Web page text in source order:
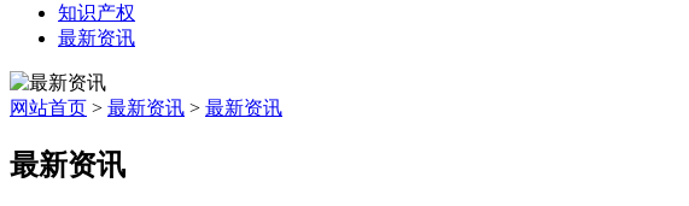
知识产权
最新资讯
网站首页 > 最新资讯 > 最新资讯
最新资讯